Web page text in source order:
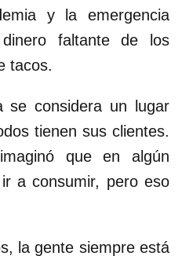
y la emergencia
faltante de los
tacos.
se considera un lugar
tienen sus clientes.
que en algún
a consumir, pero eso
la gente siempre está